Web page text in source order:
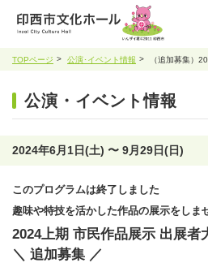
TOPページ 公演･イベント情報 （追加募集）
公演・イベント情報
2024年6月1日(土) 〜 9月29日(日)
このプログラムは終了しました
趣味や特技を活かした作品の展示をしま
2024上期 市民作品展示 出展者
＼ 追加募集 ／